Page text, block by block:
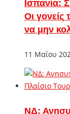
Ισπανία:
Οι γονείς
να μην
11 Μαΐου
ΝΔ: